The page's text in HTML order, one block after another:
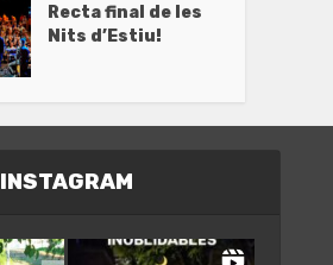
Recta final de les
Nits d’Estiu!
INSTAGRAM